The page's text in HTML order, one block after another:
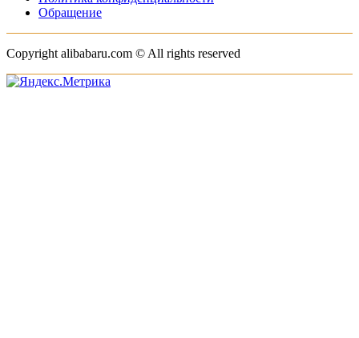
Обращение
Copyright alibabaru.com © All rights reserved